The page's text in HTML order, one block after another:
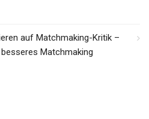
auf Matchmaking-Kritik –
Matchmaking